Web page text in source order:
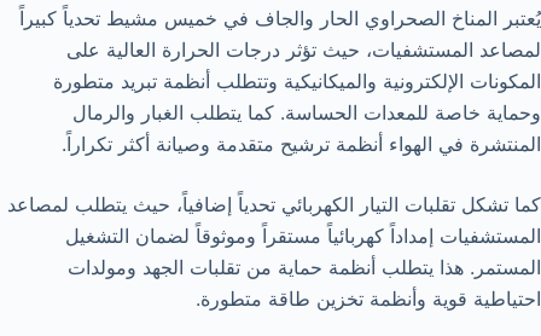
يُعتبر المناخ الصحراوي الحار والجاف في خميس مشيط تحدياً كبيراً
لمصاعد المستشفيات، حيث تؤثر درجات الحرارة العالية على
المكونات الإلكترونية والميكانيكية وتتطلب أنظمة تبريد متطورة
وحماية خاصة للمعدات الحساسة. كما يتطلب الغبار والرمال
المنتشرة في الهواء أنظمة ترشيح متقدمة وصيانة أكثر تكراراً.
كما تشكل تقلبات التيار الكهربائي تحدياً إضافياً، حيث يتطلب لمصاعد
المستشفيات إمداداً كهربائياً مستقراً وموثوقاً لضمان التشغيل
المستمر. هذا يتطلب أنظمة حماية من تقلبات الجهد ومولدات
احتياطية قوية وأنظمة تخزين طاقة متطورة.